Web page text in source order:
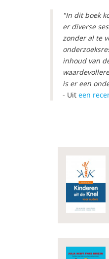
"In dit boek
er diverse
zonder al te
inhoud van
is er een
- Uit een